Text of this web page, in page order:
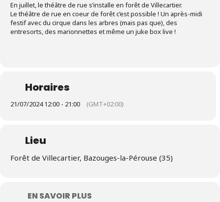
En juillet, le théâtre de rue s’installe en forêt de Villecartier.
Le théâtre de rue en coeur de forêt c’est possible ! Un après-midi
festif avec du cirque dans les arbres (mais pas que), des
entresorts, des marionnettes et même un juke box live !
Horaires
21/07/2024 12:00 - 21:00 (GMT+02:00)
Lieu
Forêt de Villecartier, Bazouges-la-Pérouse (35)
EN SAVOIR PLUS